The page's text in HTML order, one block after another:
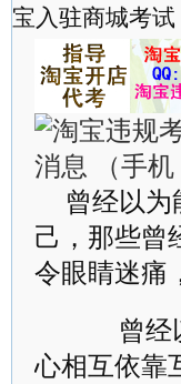
宝入驻商城考
曾经以
己，那些曾
令眼睛迷痛
曾经以
心相互依靠